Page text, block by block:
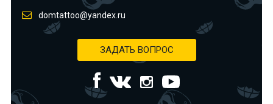
domtattoo@yandex.ru
ЗАДАТЬ ВОПРОС